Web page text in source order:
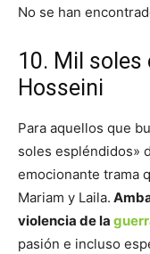
No se han
10. Mil soles
Hosseini
Para aquellos que
soles espléndidos»
emocionante trama
Mariam y Laila.
violencia de la
pasión e incluso